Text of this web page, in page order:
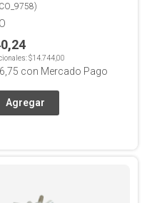
)
$14.744,00
con Mercado Pago